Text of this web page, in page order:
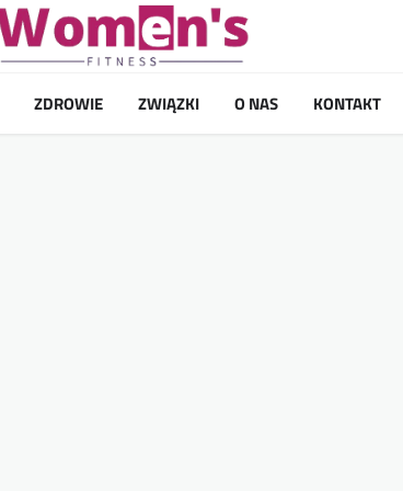
ZDROWIE ZWIĄZKI O NAS KONTAKT